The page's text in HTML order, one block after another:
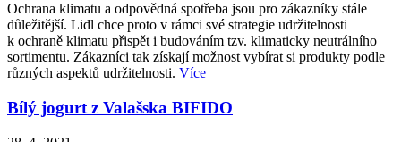
Ochrana klimatu a odpovědná spotřeba jsou pro zákazníky stále
důležitější. Lidl chce proto v rámci své strategie udržitelnosti
k ochraně klimatu přispět i budováním tzv. klimaticky neutrálního
sortimentu. Zákazníci tak získají možnost vybírat si produkty podle
různých aspektů udržitelnosti. Více
Bílý jogurt z Valašska BIFIDO